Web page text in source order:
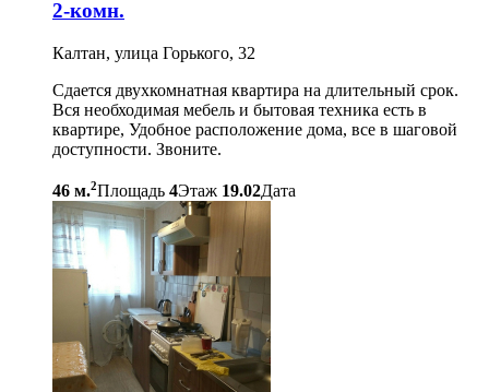
2-комн.
Калтан, улица Горького, 32
Сдается двухкомнатная квартира на длительный срок.
Вся необходимая мебель и бытовая техника есть в
квартире, Удобное расположение дома, все в шаговой
доступности. Звоните.
46 м.2Площадь 4Этаж 19.02Дата